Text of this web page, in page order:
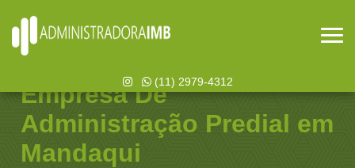
(11) 2979-4312
Empresa De
Administração Predial em
Mandaqui